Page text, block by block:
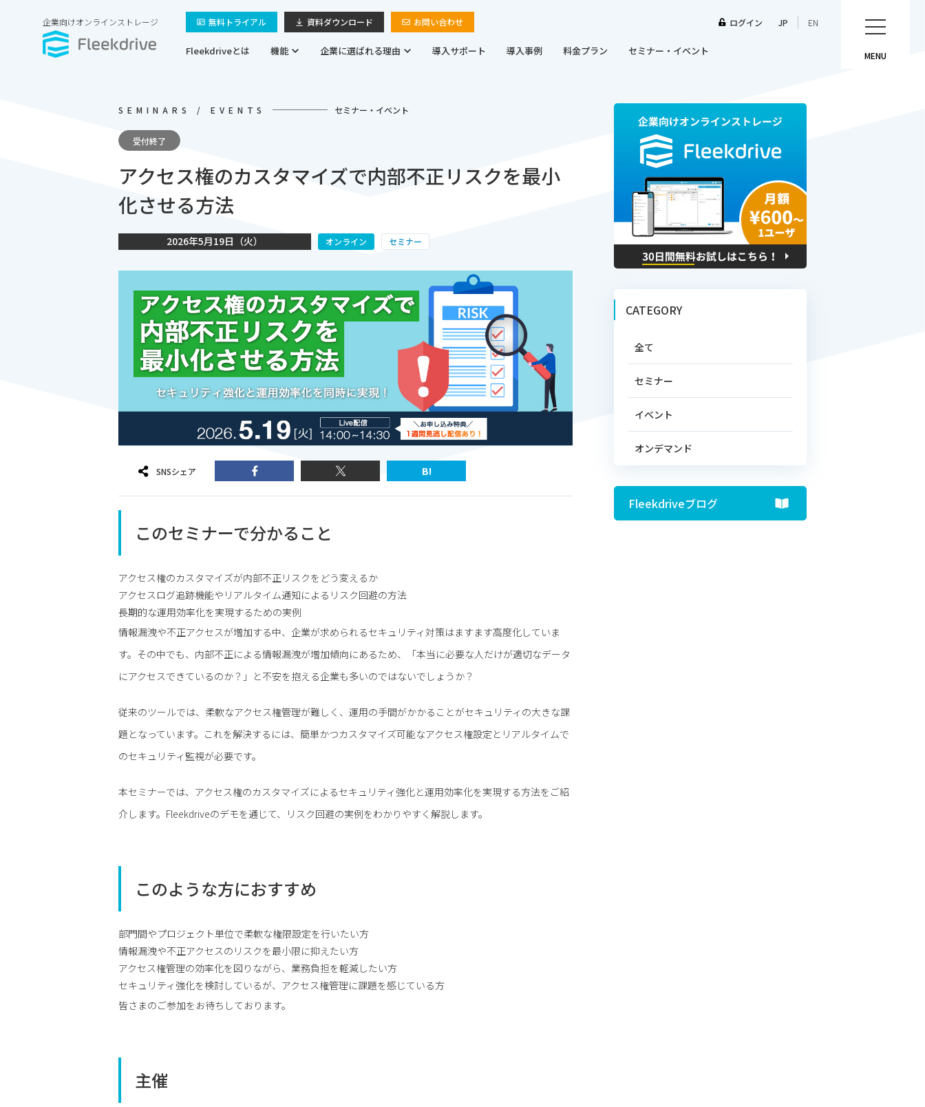
企業向けオンラインストレージ
MENU
ログイン
無料トライアル 資料ダウンロード お問い合わせ JP EN
Fleekdriveとは 機能 企業に選ばれる理由 導入サポート 導入事例 料金プラン セミナー・イベント
SEMINARS / EVENTS セミナー・イベント
受付終了
アクセス権のカスタマイズで内部不正リスクを最小
化させる方法
2026年5月19日（火） オンライン セミナー
SNSシェア B!
このセミナーで分かること
アクセス権のカスタマイズが内部不正リスクをどう変えるか
アクセスログ追跡機能やリアルタイム通知によるリスク回避の方法
長期的な運用効率化を実現するための実例
情報漏洩や不正アクセスが増加する中、企業が求められるセキュリティ対策はますます高度化していま
す。その中でも、内部不正による情報漏洩が増加傾向にあるため、「本当に必要な人だけが適切なデータ
にアクセスできているのか？」と不安を抱える企業も多いのではないでしょうか？
従来のツールでは、柔軟なアクセス権管理が難しく、運用の手間がかかることがセキュリティの大きな課
題となっています。これを解決するには、簡単かつカスタマイズ可能なアクセス権設定とリアルタイムで
のセキュリティ監視が必要です。
本セミナーでは、アクセス権のカスタマイズによるセキュリティ強化と運用効率化を実現する方法をご紹
介します。Fleekdriveのデモを通じて、リスク回避の実例をわかりやすく解説します。
このような方におすすめ
部門間やプロジェクト単位で柔軟な権限設定を行いたい方
情報漏洩や不正アクセスのリスクを最小限に抑えたい方
アクセス権管理の効率化を図りながら、業務負担を軽減したい方
セキュリティ強化を検討しているが、アクセス権管理に課題を感じている方
皆さまのご参加をお待ちしております。
主催
CATEGORY
全て
セミナー
イベント
オンデマンド
Fleekdriveブログ